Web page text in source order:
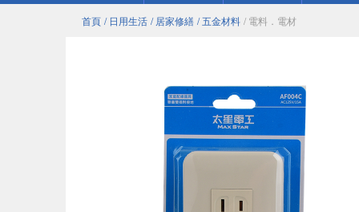
首頁 / 日用生活 / 居家修繕 / 五金材料 / 電料．電材